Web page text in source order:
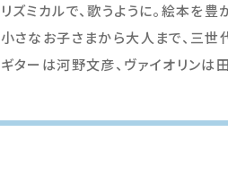
リズミカルで、歌うように。絵本を豊
小さなお子さまから大人まで、三世
ギターは河野文彦、ヴァイオリンは